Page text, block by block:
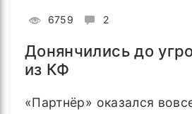
6759 2
Донянчились до
из КФ
«Партнёр» оказался